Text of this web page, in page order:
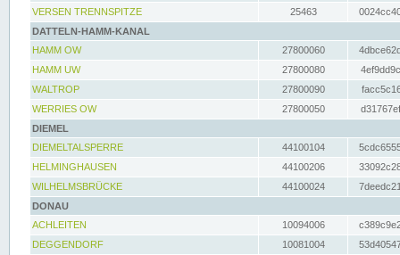
VERSEN TRENNSPITZE
25463
DATTELN-HAMM-KANAL
HAMM OW
27800060
HAMM UW
27800080
WALTROP
27800090
WERRIES OW
27800050
DIEMEL
DIEMELTALSPERRE
44100104
HELMINGHAUSEN
44100206
WILHELMSBRÜCKE
44100024
DONAU
ACHLEITEN
10094006
DEGGENDORF
10081004